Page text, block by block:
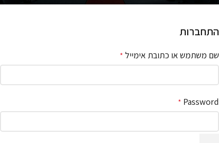
התחברות
שם משתמש או כתובת אימייל *
Password
*